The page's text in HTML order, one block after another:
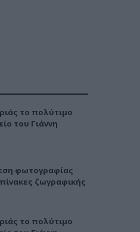
το πολύτιμο
του Γιάννη
φωτογραφίας
ζωγραφικής
το πολύτιμο